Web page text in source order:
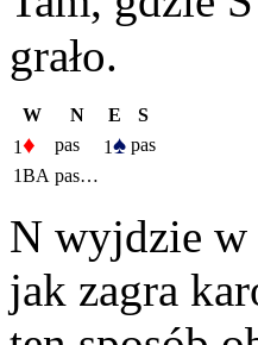
grało.
W N E
S
1♦ pas 1♠ pas
1BA pas…
N wyjdzie w
jak zagra